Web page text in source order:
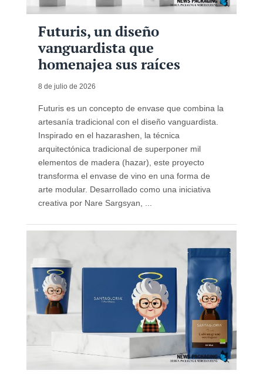
Futuris, un diseño
vanguardista que
homenajea sus raíces
8 de julio de 2026
Futuris es un concepto de envase que combina la
artesanía tradicional con el diseño vanguardista.
Inspirado en el hazarashen, la técnica
arquitectónica tradicional de superponer mil
elementos de madera (hazar), este proyecto
transforma el envase de vino en una forma de
arte modular. Desarrollado como una iniciativa
creativa por Nare Sargsyan, ...